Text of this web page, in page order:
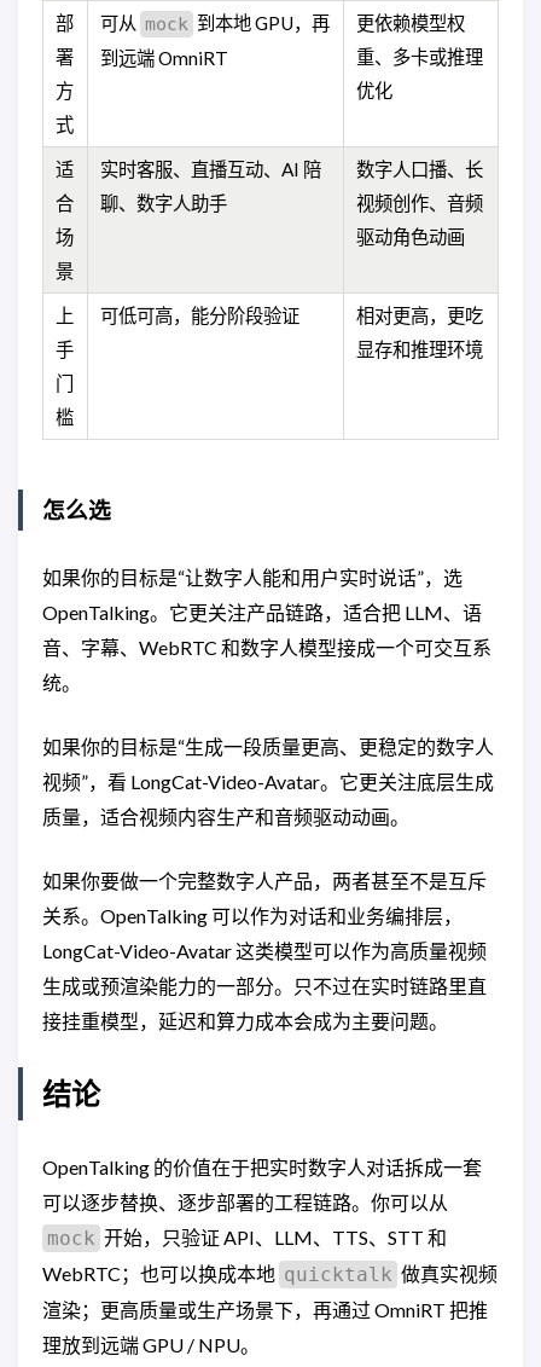
部
署
方
式
可从 mock 到本地 GPU，再
到远端 OmniRT
更依赖模型权
重、多卡或推理
优化
适
合
场
景
实时客服、直播互动、AI 陪
聊、数字人助手
数字人口播、长
视频创作、音频
驱动角色动画
上
手
门
槛
可低可高，能分阶段验证
相对更高，更吃
显存和推理环境
怎么选
如果你的目标是“让数字人能和用户实时说话”，选
OpenTalking。它更关注产品链路，适合把 LLM、语
音、字幕、WebRTC 和数字人模型接成一个可交互系
统。
如果你的目标是“生成一段质量更高、更稳定的数字人
视频”，看 LongCat-Video-Avatar。它更关注底层生成
质量，适合视频内容生产和音频驱动动画。
如果你要做一个完整数字人产品，两者甚至不是互斥
关系。OpenTalking 可以作为对话和业务编排层，
LongCat-Video-Avatar 这类模型可以作为高质量视频
生成或预渲染能力的一部分。只不过在实时链路里直
接挂重模型，延迟和算力成本会成为主要问题。
结论
OpenTalking 的价值在于把实时数字人对话拆成一套
可以逐步替换、逐步部署的工程链路。你可以从
mock 开始，只验证 API、LLM、TTS、STT 和
WebRTC；也可以换成本地 quicktalk 做真实视频
渲染；更高质量或生产场景下，再通过 OmniRT 把推
理放到远端 GPU / NPU。